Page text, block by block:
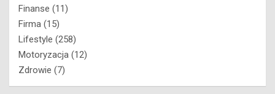
Finanse (11)
Firma (15)
Lifestyle (258)
Motoryzacja (12)
Zdrowie (7)